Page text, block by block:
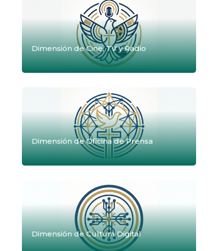
Dimensión de Cine, TV y Radio
Dimensión de Oficina de Prensa
Dimensión de Cultura Digital